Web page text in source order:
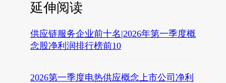
延伸阅读
供应链服务企业前十名|2026年第一季度概
念股净利润排行榜前10
2026第一季度电热供应概念上市公司净利